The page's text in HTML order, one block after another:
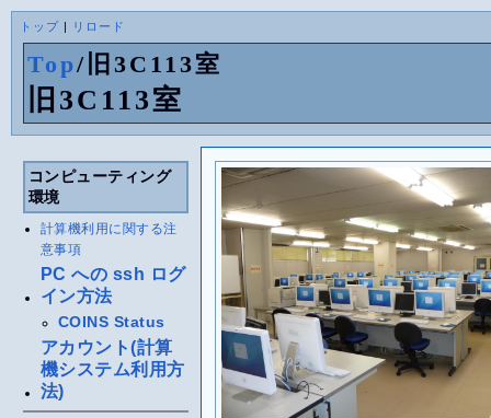
トップ| リロード
Top/ 旧3C113室
旧3C113室
コンピューティング
環境
計算機利用に関する注
意事項
PC への ssh ログ
イン方法
COINS Status
アカウント(計算
機システム利用方
法)